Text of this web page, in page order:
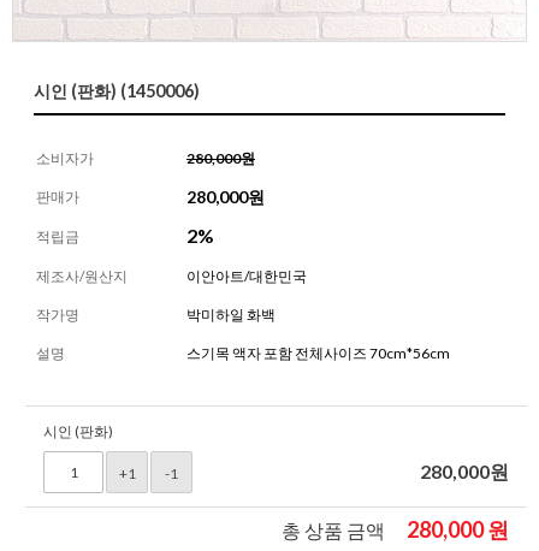
시인 (판화) (1450006)
소비자가 280,000원
판매가 280,000원
적립금 2%
제조사/원산지 이안아트/대한민국
작가명 박미하일 화백
설명 스기목 액자 포함 전체사이즈 70cm*56cm
시인 (판화)
+1 -1 280,000원
총 상품 금액 280,000원